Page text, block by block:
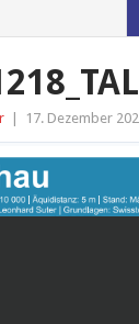
17. Dezember